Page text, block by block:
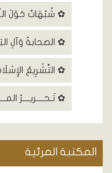
✿ شُبُهَاتٌ حَوْلَ
✿ الصحابةُ وَآلِ
✿ التَّشْرِيعُ
✿ تَـحــــريــــرُ
المكتبة المرئية